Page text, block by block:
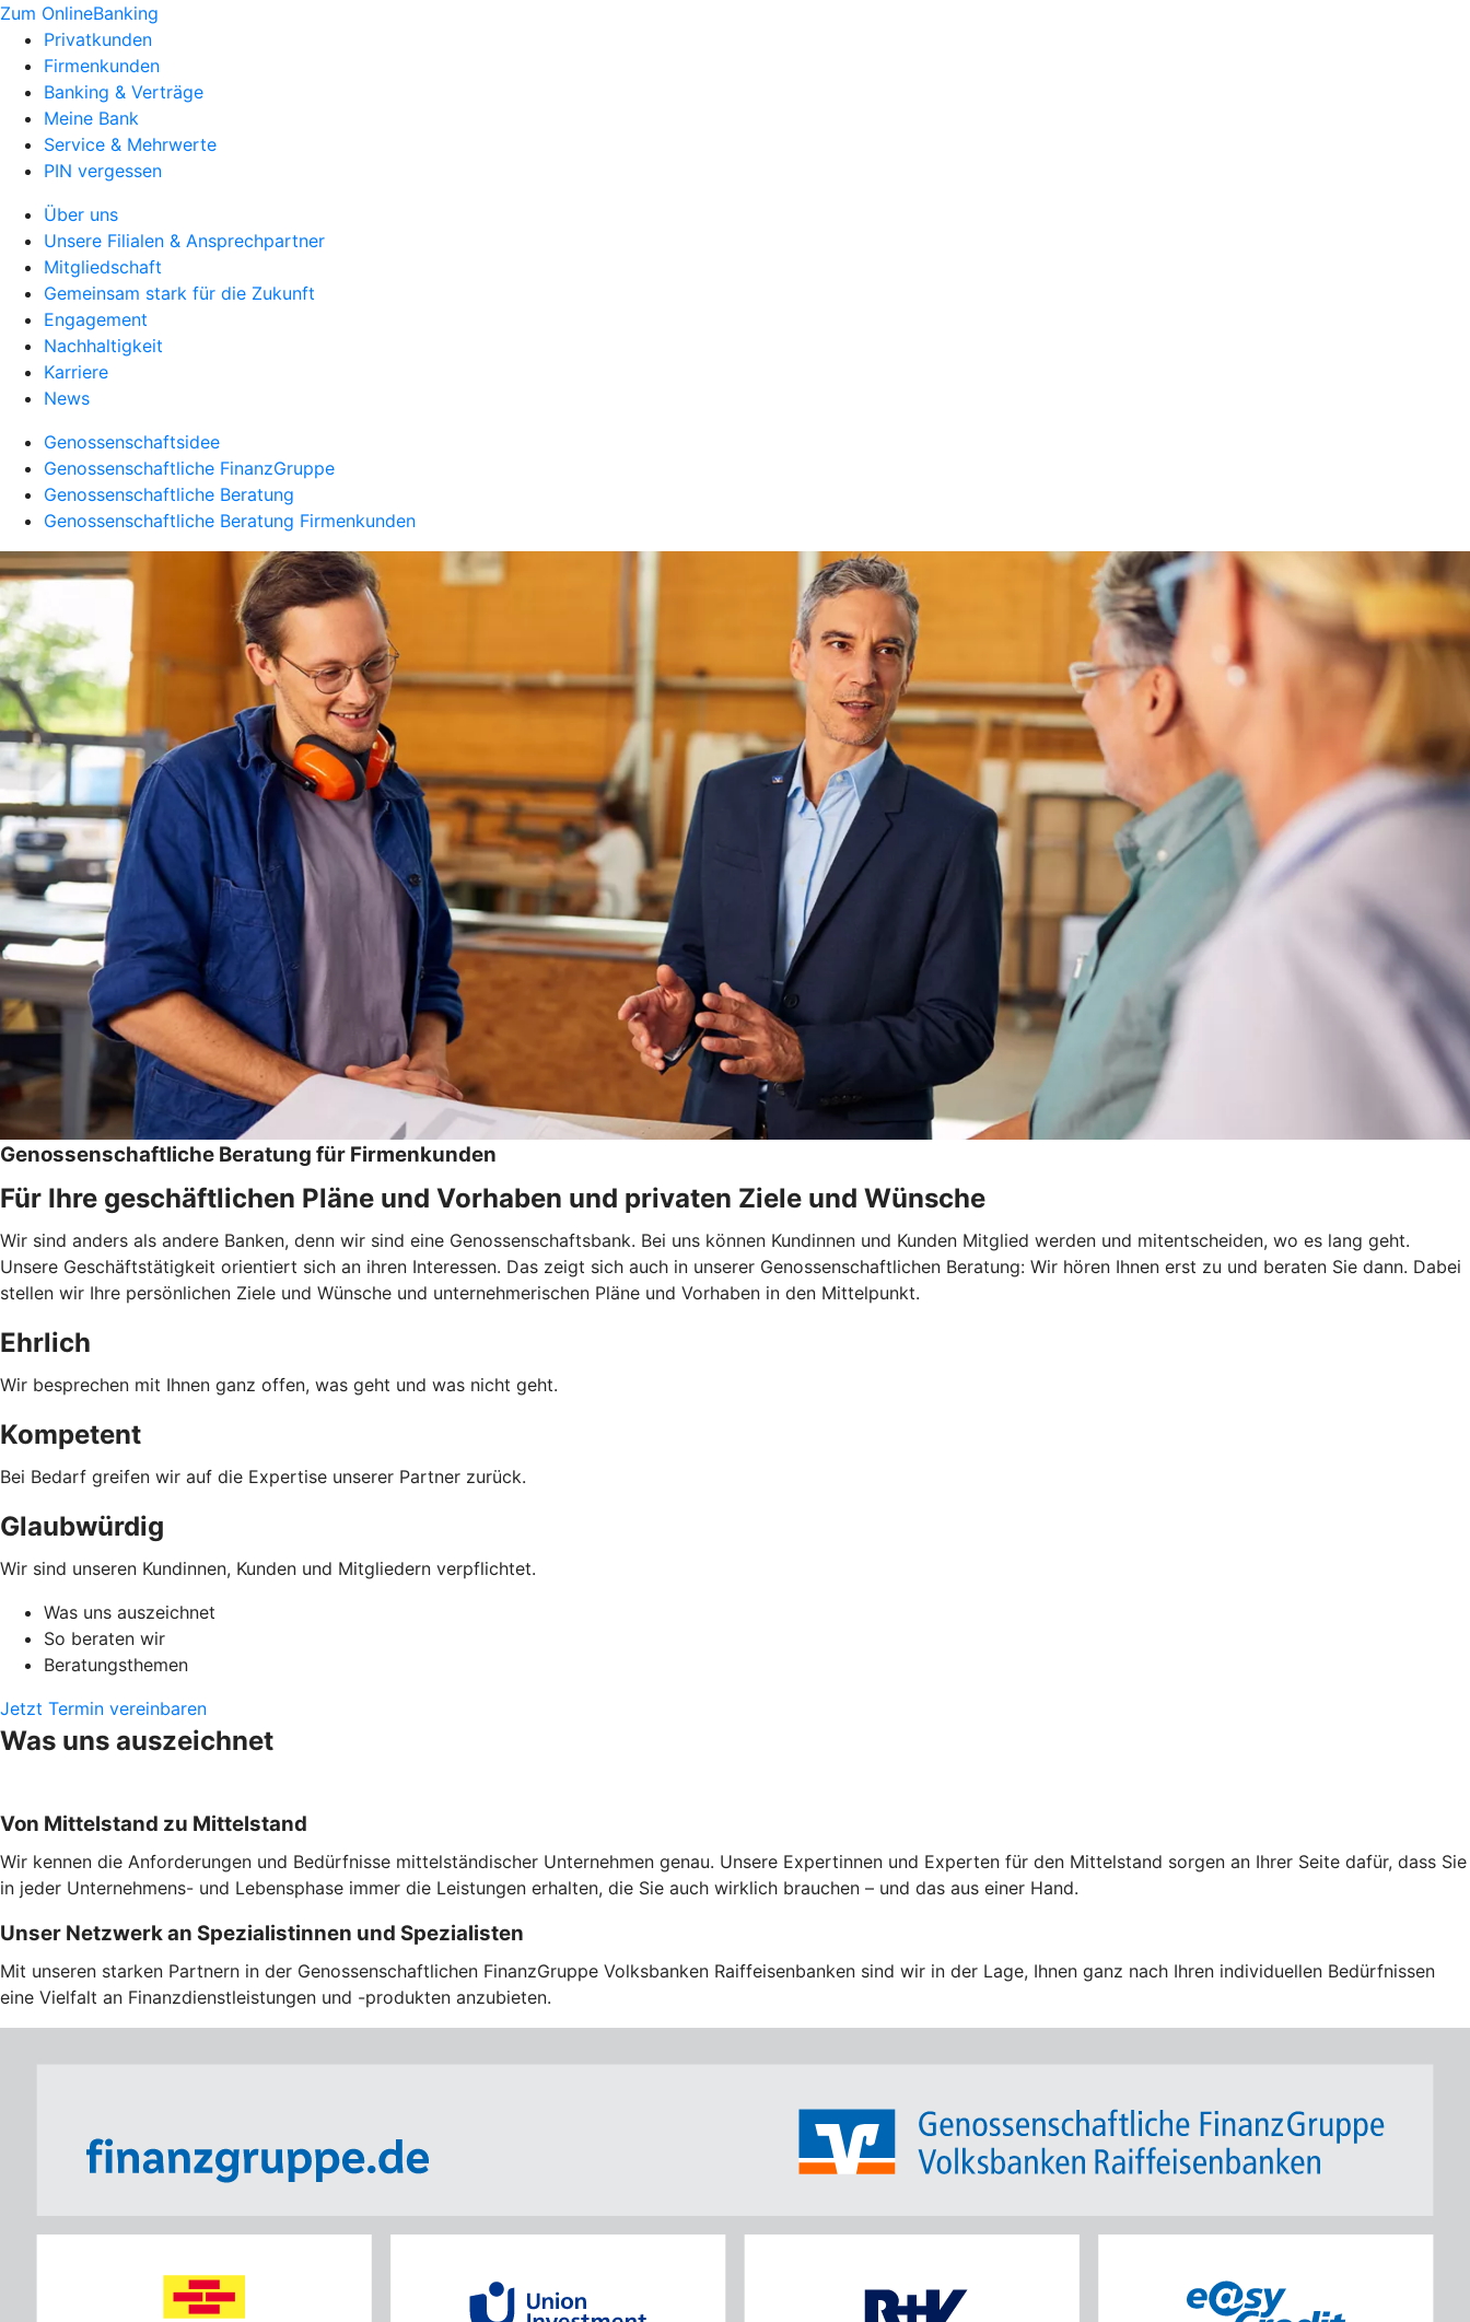
Zum OnlineBanking
Privatkunden
Firmenkunden
Banking & Verträge
Meine Bank
Service & Mehrwerte
PIN vergessen
Über uns
Unsere Filialen & Ansprechpartner
Mitgliedschaft
Gemeinsam stark für die Zukunft
Engagement
Nachhaltigkeit
Karriere
News
Genossenschaftsidee
Genossenschaftliche FinanzGruppe
Genossenschaftliche Beratung
Genossenschaftliche Beratung Firmenkunden
Genossenschaftliche Beratung für Firmenkunden
Für Ihre geschäftlichen Pläne und Vorhaben und privaten Ziele und Wünsche
Wir sind anders als andere Banken, denn wir sind eine Genossenschaftsbank. Bei uns können Kundinnen und Kunden Mitglied werden und mitentscheiden, wo es lang geht.
Unsere Geschäftstätigkeit orientiert sich an ihren Interessen. Das zeigt sich auch in unserer Genossenschaftlichen Beratung: Wir hören Ihnen erst zu und beraten Sie dann. Dabei
stellen wir Ihre persönlichen Ziele und Wünsche und unternehmerischen Pläne und Vorhaben in den Mittelpunkt.
Ehrlich
Wir besprechen mit Ihnen ganz offen, was geht und was nicht geht.
Kompetent
Bei Bedarf greifen wir auf die Expertise unserer Partner zurück.
Glaubwürdig
Wir sind unseren Kundinnen, Kunden und Mitgliedern verpflichtet.
Was uns auszeichnet
So beraten wir
Beratungsthemen
Jetzt Termin vereinbaren
Was uns auszeichnet
Von Mittelstand zu Mittelstand
Wir kennen die Anforderungen und Bedürfnisse mittelständischer Unternehmen genau. Unsere Expertinnen und Experten für den Mittelstand sorgen an Ihrer Seite dafür, dass Sie
in jeder Unternehmens- und Lebensphase immer die Leistungen erhalten, die Sie auch wirklich brauchen – und das aus einer Hand.
Unser Netzwerk an Spezialistinnen und Spezialisten
Mit unseren starken Partnern in der Genossenschaftlichen FinanzGruppe Volksbanken Raiffeisenbanken sind wir in der Lage, Ihnen ganz nach Ihren individuellen Bedürfnissen
eine Vielfalt an Finanzdienstleistungen und -produkten anzubieten.